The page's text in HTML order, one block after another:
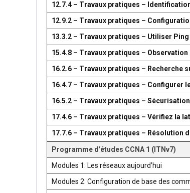
12.7.4 – Travaux pratiques –
12.9.2 – Travaux pratiques –
13.3.2 – Travaux pratiques – Utiliser
15.4.8 – Travaux pratiques –
16.2.6 – Travaux pratiques – Recherche
16.4.7 – Travaux pratiques – Configurer
16.5.2 – Travaux pratiques –
17.4.6 – Travaux pratiques – Vérifiez la
17.7.6 – Travaux pratiques – Résolution
Programme d’études CCNA 1 (ITNv7)
Modules 1: Les réseaux aujourd’hui
Modules 2: Configuration de base des